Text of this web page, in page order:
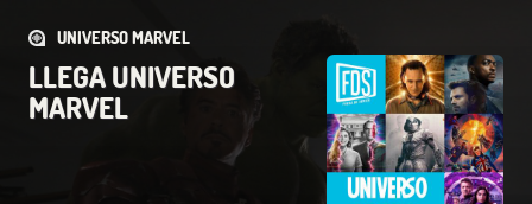
UNIVERSO MARVEL
LLEGA UNIVERSO
MARVEL